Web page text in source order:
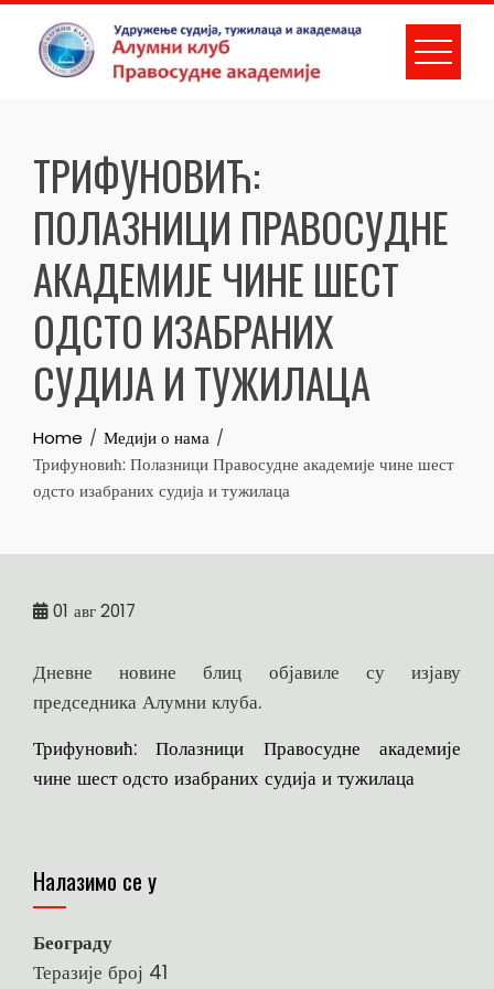
Skip
content
ТРИФУНОВИЋ:
ПОЛАЗНИЦИ ПРАВОСУДНЕ
АКАДЕМИЈЕ ЧИНЕ ШЕСТ
ОДСТО ИЗАБРАНИХ
СУДИЈА И ТУЖИЛАЦА
Home
Медији о нама
Трифуновић: Полазници Правосудне академије чине шест
одсто изабраних судија и тужилаца
01 авг 2017
Дневне новине блиц објавиле су изјаву
председника Алумни клуба.
Трифуновић: Полазници Правосудне академије
чине шест одсто изабраних судија и тужилаца
Налазимо се у
Београду
Теразије број 41